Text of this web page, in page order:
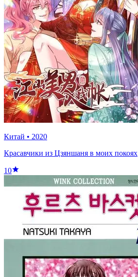
Китай • 2020
Красавчики из Цзяншаня в моих покоях
10